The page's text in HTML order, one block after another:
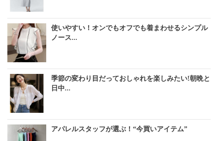
使いやすい！オンでもオフでも着まわせるシンプル
ノース...
季節の変わり目だっておしゃれを楽しみたい!朝晩と
日中...
アパレルスタッフが選ぶ！“今買いアイテム”